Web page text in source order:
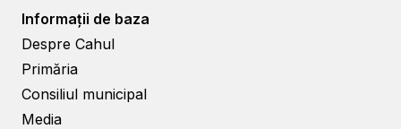
Informații de baza
Despre Cahul
Primăria
Consiliul municipal
Media